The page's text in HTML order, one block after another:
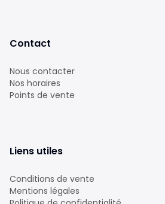
Contact
Nous contacter
Nos horaires
Points de vente
Liens utiles
Conditions de vente
Mentions légales